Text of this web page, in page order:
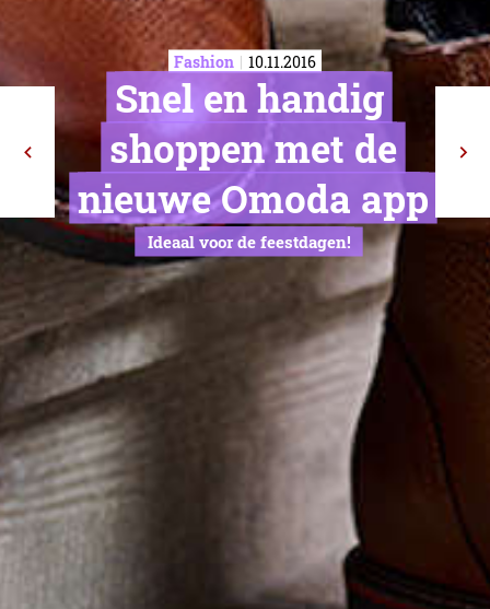
Fashion 10.11.2016
Snel en
shoppen
nieuwe